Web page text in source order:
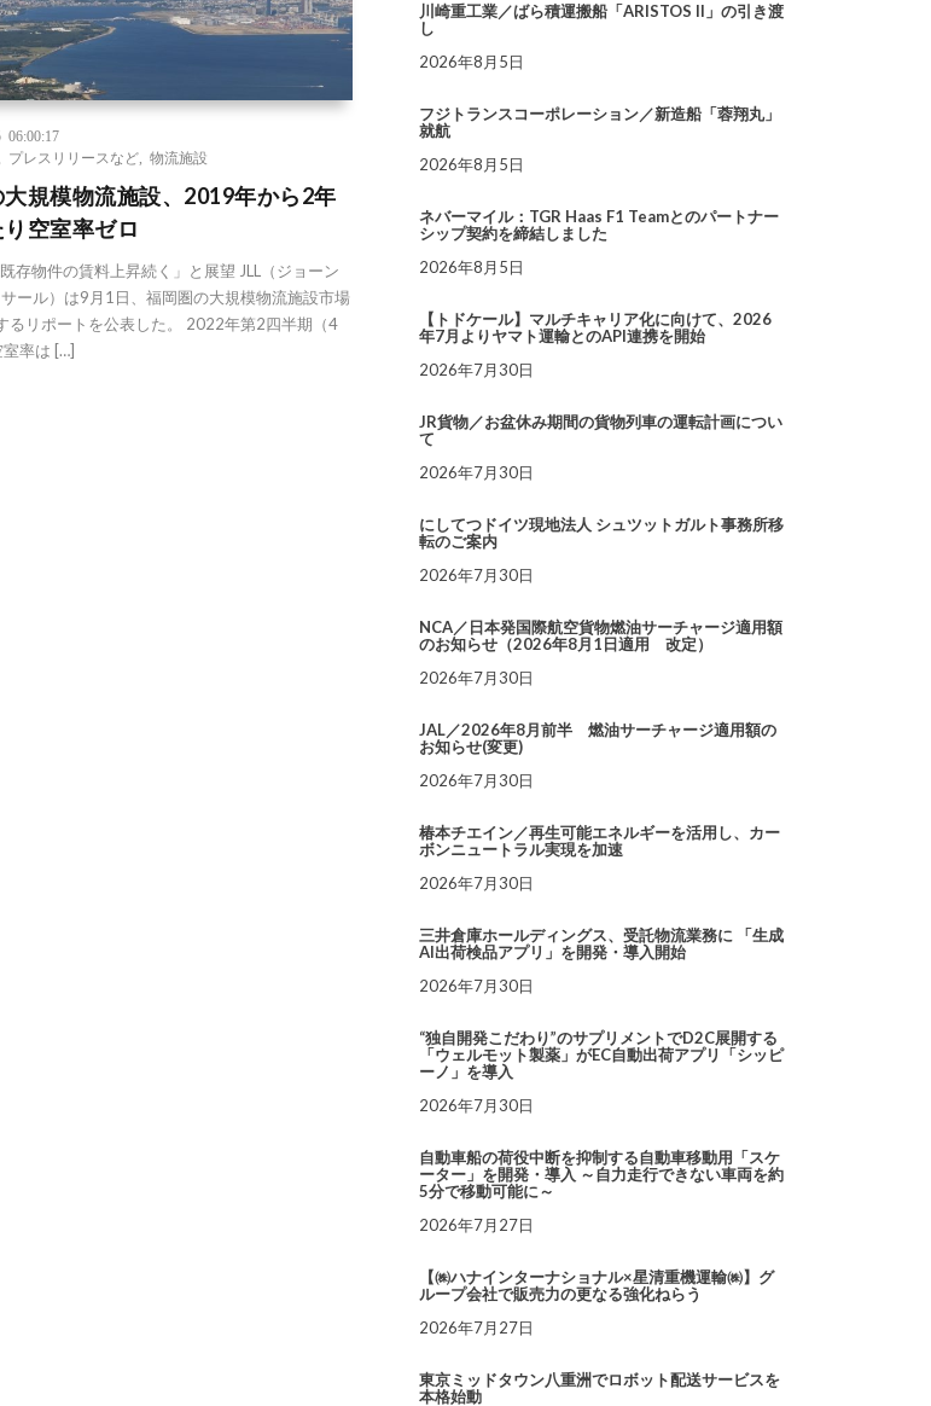
06:00:17
プレスリリースなど ,物流施設
規模物流施設、2019年から2年
空室率ゼロ
存物件の賃料上昇続く」と展望 JLL（ジョーン
ール）は9月1日、福岡圏の大規模物流施設市場
るリポートを公表した。 2022年第2四半期（4
室率は […]
川崎重工業／ばら積運搬船「ARISTOS II」の引き渡
し
2026年8月5日
フジトランスコーポレーション／新造船「蓉翔丸」
就航
2026年8月5日
ネバーマイル：TGR Haas F1 Teamとのパートナー
シップ契約を締結しました
2026年8月5日
【トドケール】マルチキャリア化に向けて、2026
年7月よりヤマト運輸とのAPI連携を開始
2026年7月30日
JR貨物／お盆休み期間の貨物列車の運転計画につい
て
2026年7月30日
にしてつドイツ現地法人 シュツットガルト事務所移
転のご案内
2026年7月30日
NCA／日本発国際航空貨物燃油サーチャージ適用額
のお知らせ（2026年8月1日適用 改定）
2026年7月30日
JAL／2026年8月前半 燃油サーチャージ適用額の
お知らせ(変更)
2026年7月30日
椿本チエイン／再生可能エネルギーを活用し、カー
ボンニュートラル実現を加速
2026年7月30日
三井倉庫ホールディングス、受託物流業務に 「生成
AI出荷検品アプリ」を開発・導入開始
2026年7月30日
“独自開発こだわり”のサプリメントでD2C展開する
「ウェルモット製薬」がEC自動出荷アプリ「シッピ
ーノ」を導入
2026年7月30日
自動車船の荷役中断を抑制する自動車移動用「スケ
ーター」を開発・導入 ～自力走行できない車両を約
5分で移動可能に～
2026年7月27日
【㈱ハナインターナショナル×星清重機運輸㈱】グ
ループ会社で販売力の更なる強化ねらう
2026年7月27日
東京ミッドタウン八重洲でロボット配送サービスを
本格始動